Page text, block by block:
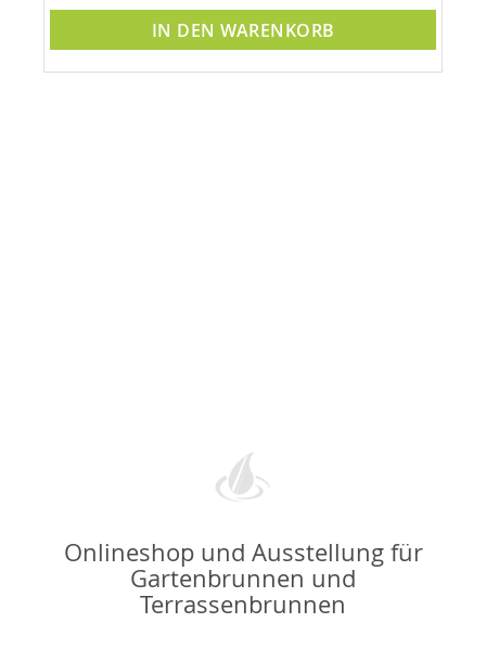
IN DEN WARENKORB
Onlineshop und Ausstellung für
Gartenbrunnen und
Terrassenbrunnen